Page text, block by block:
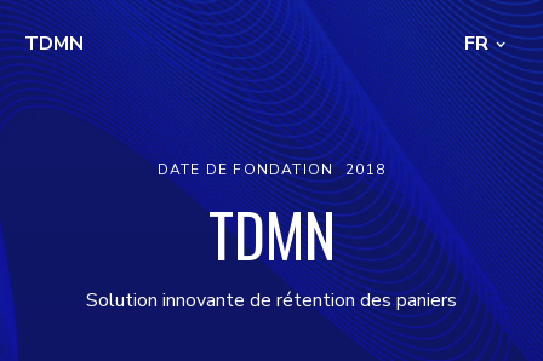
TDMN FR
DATE DE FONDATION 2018
TDMN
Solution innovante de rétention des paniers